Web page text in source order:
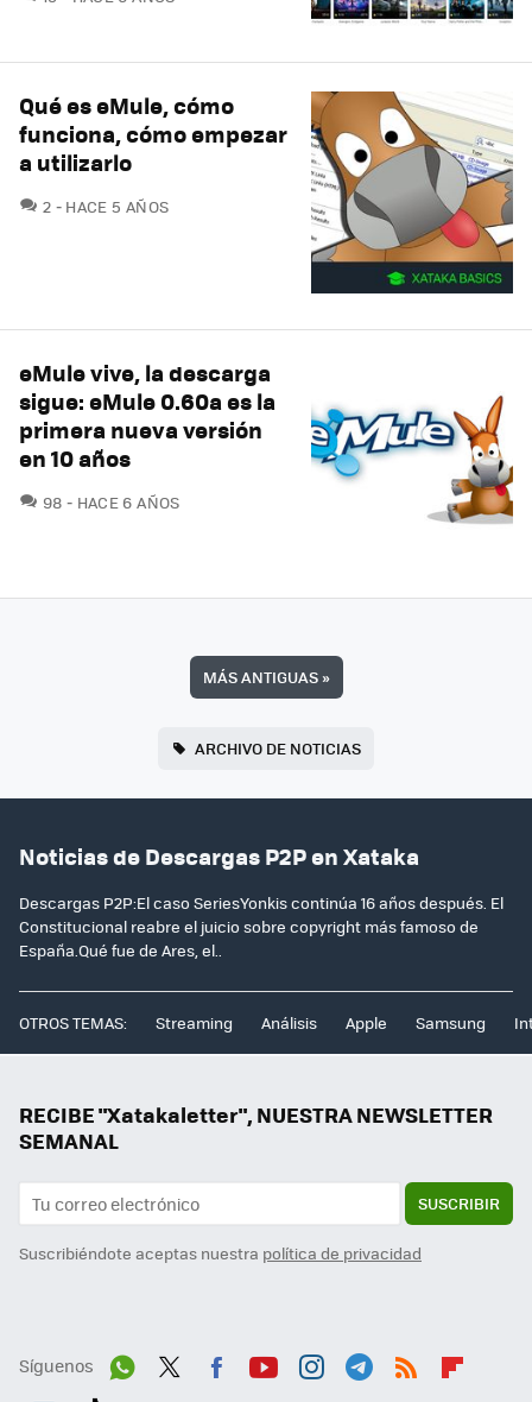
Qué es eMule, cómo
funciona, cómo empezar
a utilizarlo
2 COMENTARIOS
HACE 5 AÑOS
eMule vive, la descarga
sigue: eMule 0.60a es la
primera nueva versión
en 10 años
98 COMENTARIOS
HACE 6 AÑOS
MÁS ANTIGUAS»
ARCHIVO DE NOTICIAS
Noticias de Descargas P2P en Xataka
Descargas P2P:El caso SeriesYonkis continúa 16 años después. El
Constitucional reabre el juicio sobre copyright más famoso de
España.Qué fue de Ares, el..
OTROS TEMAS: Streaming Análisis Apple Samsung
RECIBE "Xatakaletter", NUESTRA NEWSLETTER
SEMANAL
SUSCRIBIR
Suscribiéndote aceptas nuestra política de privacidad
Síguenos